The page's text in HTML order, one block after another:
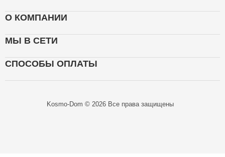
О КОМПАНИИ
МЫ В СЕТИ
СПОСОБЫ ОПЛАТЫ
Kosmo-Dom © 2026 Все права защищены